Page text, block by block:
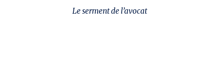
Le serment de l’avocat